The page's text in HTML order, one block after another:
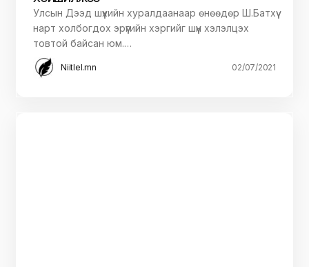
Улсын Дээд шүүхийн хуралдаанаар өнөөдөр Ш.Батхүү
нарт холбогдох эрүүгийн хэргийг шүүн хэлэлцэх
товтой байсан юм.…
Niitlel.mn 02/07/2021